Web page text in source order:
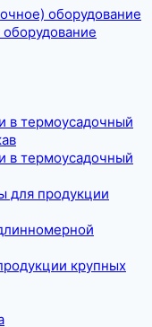
оборудование
в термоусадочный
в термоусадочный
для продукции
крупных